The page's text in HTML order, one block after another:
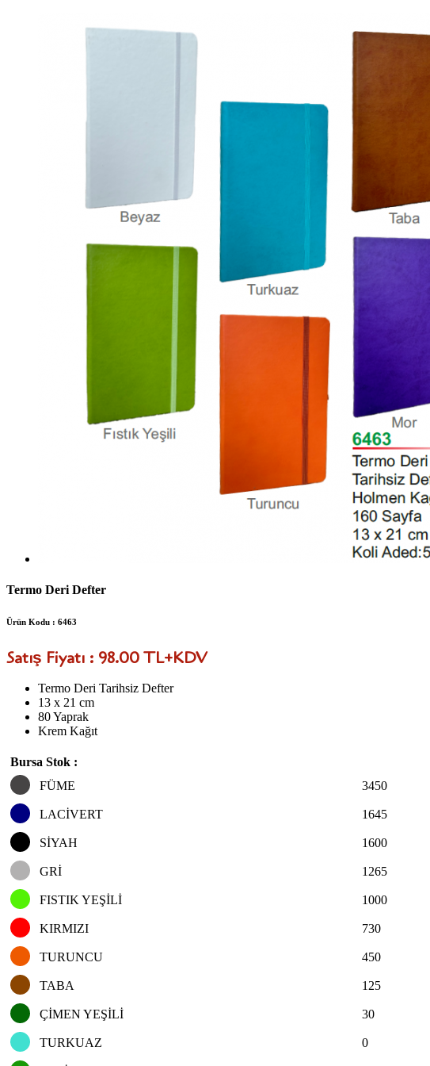
Termo Deri Defter
Ürün Kodu : 6463
Satış Fiyatı : 98.00 TL+KDV
Termo Deri Tarihsiz Defter
13 x 21 cm
80 Yaprak
Krem Kağıt
Bursa Stok :
FÜME
3450
LACİVERT 1645
SİYAH 1600
GRİ 1265
FISTIK YEŞİLİ 1000
KIRMIZI 730
TURUNCU 450
TABA 125
ÇİMEN YEŞİLİ 30
TURKUAZ 0